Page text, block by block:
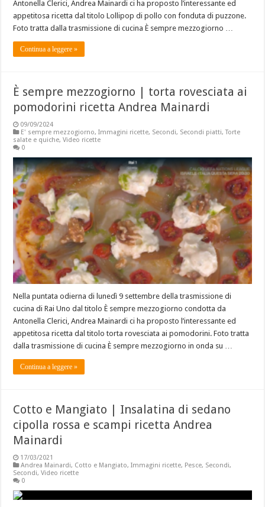
Antonella Clerici, Andrea Mainardi ci ha proposto l’interessante ed
appetitosa ricetta dal titolo Lollipop di pollo con fonduta di puzzone.
Foto tratta dalla trasmissione di cucina È sempre mezzogiorno …
Continua a leggere »
È sempre mezzogiorno | torta rovesciata ai
pomodorini ricetta Andrea Mainardi
09/09/2024
E' sempre mezzogiorno,Immagini ricette, Secondi, Secondi piatti,Torte
salate e quiche,Video ricette
0
Nella puntata odierna di lunedì 9 settembre della trasmissione di
cucina di Rai Uno dal titolo È sempre mezzogiorno condotta da
Antonella Clerici, Andrea Mainardi ci ha proposto l’interessante ed
appetitosa ricetta dal titolo torta rovesciata ai pomodorini. Foto tratta
dalla trasmissione di cucina È sempre mezzogiorno in onda su …
Continua a leggere »
Cotto e Mangiato | Insalatina di sedano
cipolla rossa e scampi ricetta Andrea
Mainardi
17/03/2021
Andrea Mainardi, Cotto e Mangiato,Immagini ricette, Pesce, Secondi,
Secondi,Video ricette
0